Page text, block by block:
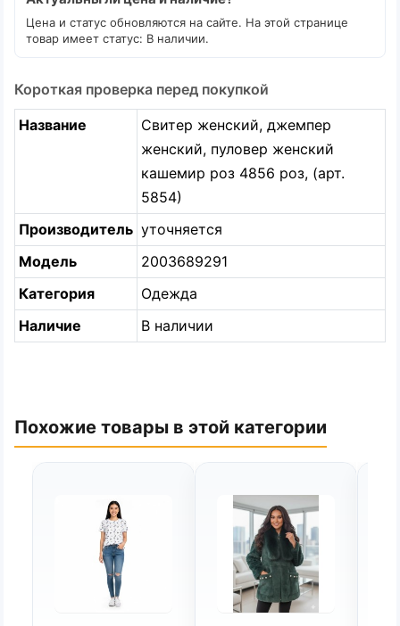
Цена и статус обновляются на сайте. На этой странице
товар имеет статус: В наличии.
Короткая проверка перед покупкой
Название
Свитер женский, джемпер
женский, пуловер женский
кашемир роз 4856 роз, (арт.
5854)
Производитель уточняется
Модель
2003689291
Категория
Одежда
Наличие
В наличии
Похожие товары в этой категории